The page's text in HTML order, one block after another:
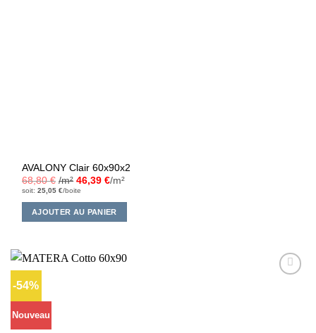
AVALONY Clair 60x90x2
68,80€ /m² 46,39€/m²
soit:25,05€/boite
AJOUTER AU PANIER
-54%
Nouveau